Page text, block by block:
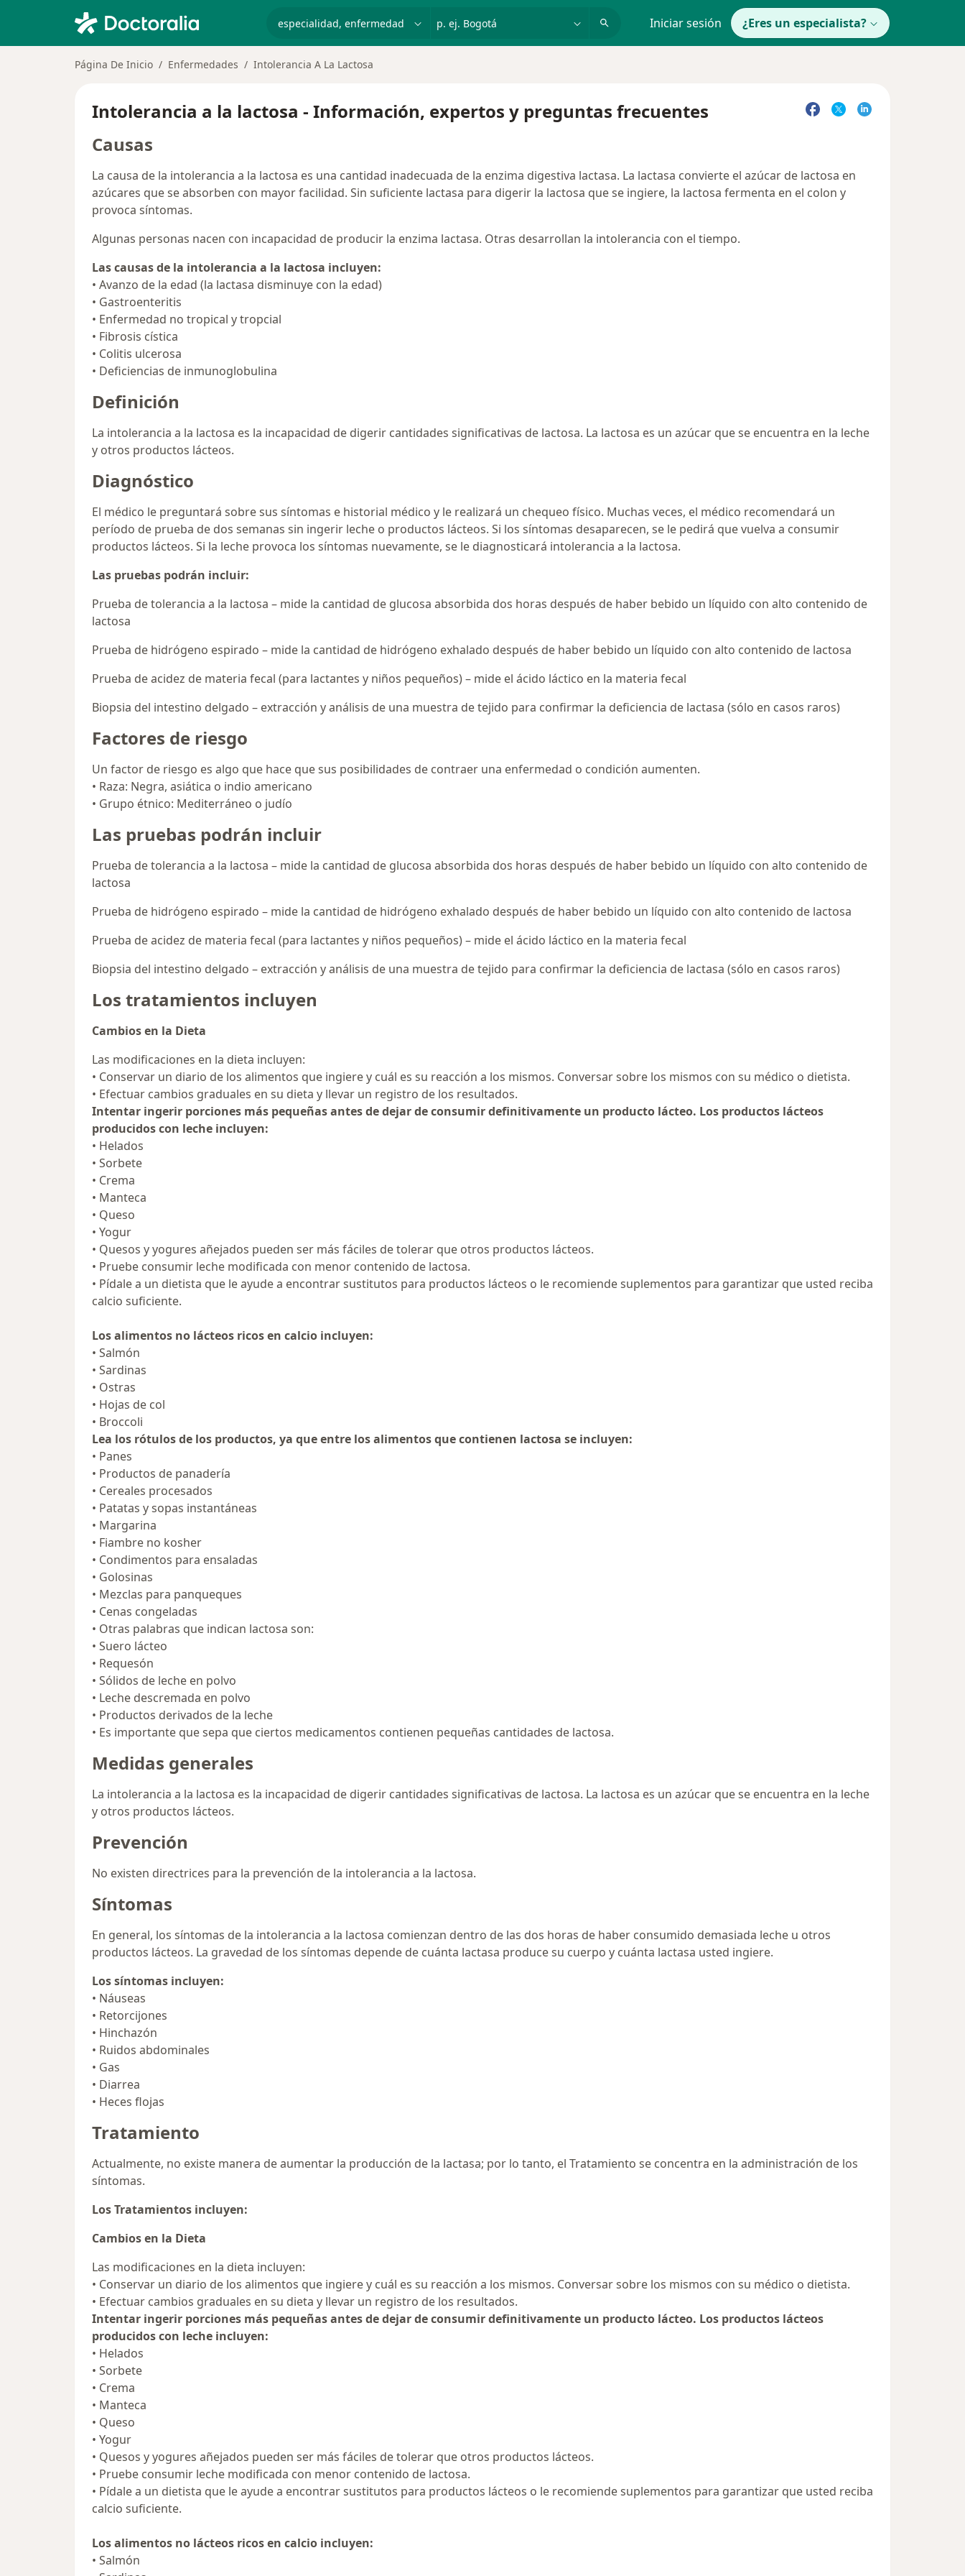
p. ej. Bogotá Iniciar sesión ¿Eres un especialista?
Página De Inicio Enfermedades Intolerancia A La Lactosa
Intolerancia a la lactosa - Información, expertos y preguntas frecuentes
Causas
La causa de la intolerancia a la lactosa es una cantidad inadecuada de la enzima digestiva lactasa. La lactasa convierte el azúcar de lactosa en
azúcares que se absorben con mayor facilidad. Sin suficiente lactasa para digerir la lactosa que se ingiere, la lactosa fermenta en el colon y
provoca síntomas.
Algunas personas nacen con incapacidad de producir la enzima lactasa. Otras desarrollan la intolerancia con el tiempo.
Las causas de la intolerancia a la lactosa incluyen:
• Avanzo de la edad (la lactasa disminuye con la edad)
• Gastroenteritis
• Enfermedad no tropical y tropcial
• Fibrosis cística
• Colitis ulcerosa
• Deficiencias de inmunoglobulina
Definición
La intolerancia a la lactosa es la incapacidad de digerir cantidades significativas de lactosa. La lactosa es un azúcar que se encuentra en la leche
y otros productos lácteos.
Diagnóstico
El médico le preguntará sobre sus síntomas e historial médico y le realizará un chequeo físico. Muchas veces, el médico recomendará un
período de prueba de dos semanas sin ingerir leche o productos lácteos. Si los síntomas desaparecen, se le pedirá que vuelva a consumir
productos lácteos. Si la leche provoca los síntomas nuevamente, se le diagnosticará intolerancia a la lactosa.
Las pruebas podrán incluir:
Prueba de tolerancia a la lactosa – mide la cantidad de glucosa absorbida dos horas después de haber bebido un líquido con alto contenido de
lactosa
Prueba de hidrógeno espirado – mide la cantidad de hidrógeno exhalado después de haber bebido un líquido con alto contenido de lactosa
Prueba de acidez de materia fecal (para lactantes y niños pequeños) – mide el ácido láctico en la materia fecal
Biopsia del intestino delgado – extracción y análisis de una muestra de tejido para confirmar la deficiencia de lactasa (sólo en casos raros)
Factores de riesgo
Un factor de riesgo es algo que hace que sus posibilidades de contraer una enfermedad o condición aumenten.
• Raza: Negra, asiática o indio americano
• Grupo étnico: Mediterráneo o judío
Las pruebas podrán incluir
Prueba de tolerancia a la lactosa – mide la cantidad de glucosa absorbida dos horas después de haber bebido un líquido con alto contenido de
lactosa
Prueba de hidrógeno espirado – mide la cantidad de hidrógeno exhalado después de haber bebido un líquido con alto contenido de lactosa
Prueba de acidez de materia fecal (para lactantes y niños pequeños) – mide el ácido láctico en la materia fecal
Biopsia del intestino delgado – extracción y análisis de una muestra de tejido para confirmar la deficiencia de lactasa (sólo en casos raros)
Los tratamientos incluyen
Cambios en la Dieta
Las modificaciones en la dieta incluyen:
• Conservar un diario de los alimentos que ingiere y cuál es su reacción a los mismos. Conversar sobre los mismos con su médico o dietista.
• Efectuar cambios graduales en su dieta y llevar un registro de los resultados.
Intentar ingerir porciones más pequeñas antes de dejar de consumir definitivamente un producto lácteo. Los productos lácteos
producidos con leche incluyen:
• Helados
• Sorbete
• Crema
• Manteca
• Queso
• Yogur
• Quesos y yogures añejados pueden ser más fáciles de tolerar que otros productos lácteos.
• Pruebe consumir leche modificada con menor contenido de lactosa.
• Pídale a un dietista que le ayude a encontrar sustitutos para productos lácteos o le recomiende suplementos para garantizar que usted reciba
calcio suficiente.
Los alimentos no lácteos ricos en calcio incluyen:
• Salmón
• Sardinas
• Ostras
• Hojas de col
• Broccoli
Lea los rótulos de los productos, ya que entre los alimentos que contienen lactosa se incluyen:
• Panes
• Productos de panadería
• Cereales procesados
• Patatas y sopas instantáneas
• Margarina
• Fiambre no kosher
• Condimentos para ensaladas
• Golosinas
• Mezclas para panqueques
• Cenas congeladas
• Otras palabras que indican lactosa son:
• Suero lácteo
• Requesón
• Sólidos de leche en polvo
• Leche descremada en polvo
• Productos derivados de la leche
• Es importante que sepa que ciertos medicamentos contienen pequeñas cantidades de lactosa.
Medidas generales
La intolerancia a la lactosa es la incapacidad de digerir cantidades significativas de lactosa. La lactosa es un azúcar que se encuentra en la leche
y otros productos lácteos.
Prevención
No existen directrices para la prevención de la intolerancia a la lactosa.
Síntomas
En general, los síntomas de la intolerancia a la lactosa comienzan dentro de las dos horas de haber consumido demasiada leche u otros
productos lácteos. La gravedad de los síntomas depende de cuánta lactasa produce su cuerpo y cuánta lactasa usted ingiere.
Los síntomas incluyen:
• Náuseas
• Retorcijones
• Hinchazón
• Ruidos abdominales
• Gas
• Diarrea
• Heces flojas
Tratamiento
Actualmente, no existe manera de aumentar la producción de la lactasa; por lo tanto, el Tratamiento se concentra en la administración de los
síntomas.
Los Tratamientos incluyen:
Cambios en la Dieta
Las modificaciones en la dieta incluyen:
• Conservar un diario de los alimentos que ingiere y cuál es su reacción a los mismos. Conversar sobre los mismos con su médico o dietista.
• Efectuar cambios graduales en su dieta y llevar un registro de los resultados.
Intentar ingerir porciones más pequeñas antes de dejar de consumir definitivamente un producto lácteo. Los productos lácteos
producidos con leche incluyen:
• Helados
• Sorbete
• Crema
• Manteca
• Queso
• Yogur
• Quesos y yogures añejados pueden ser más fáciles de tolerar que otros productos lácteos.
• Pruebe consumir leche modificada con menor contenido de lactosa.
• Pídale a un dietista que le ayude a encontrar sustitutos para productos lácteos o le recomiende suplementos para garantizar que usted reciba
calcio suficiente.
Los alimentos no lácteos ricos en calcio incluyen:
• Salmón